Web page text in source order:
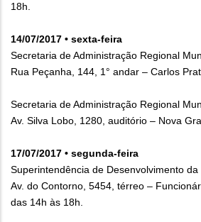
18h.
14/07/2017 • sexta-feira
Secretaria de Administração Regional
Rua Peçanha, 144, 1° andar – Carlos
Secretaria de Administração Regional
Av. Silva Lobo, 1280, auditório – Nova
17/07/2017 • segunda-feira
Superintendência de Desenvolvimento
Av. do Contorno, 5454, térreo –
das 14h às 18h.